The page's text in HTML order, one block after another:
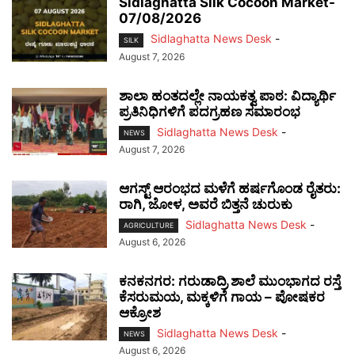
07/08/2026
SILK Sidlaghatta News Desk -
August 7, 2026
ಶಾಲಾ ಹಂತದಲ್ಲೇ ನಾಯಕತ್ವ ಪಾಠ: ವಿದ್ಯಾರ್ಥಿ
ಪ್ರತಿನಿಧಿಗಳಿಗೆ ಪದಗ್ರಹಣ ಸಮಾರಂಭ
NEWS Sidlaghatta News Desk -
August 7, 2026
ಆಗಸ್ಟ್ ಆರಂಭದ ಮಳೆಗೆ ಹರ್ಷಗೊಂಡ ರೈತರು:
ರಾಗಿ, ಜೋಳ, ಅವರೆ ಬಿತ್ತನೆ ಚುರುಕು
AGRICULTURE Sidlaghatta News Desk -
August 6, 2026
ಕನಕನಗರ: ಗರುಡಾದ್ರಿ ಶಾಲೆ ಮುಂಭಾಗದ ರಸ್ತೆ
ಕೆಸರುಮಯ, ಮಕ್ಕಳಿಗೆ ಗಾಯ – ಪೋಷಕರ
ಆಕ್ರೋಶ
NEWS Sidlaghatta News Desk -
August 6, 2026